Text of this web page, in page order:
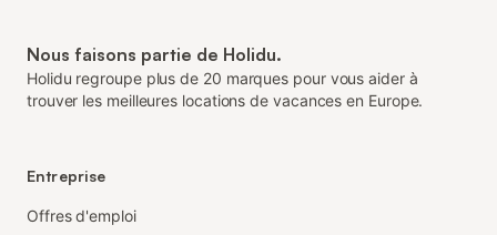
Nous faisons partie de Holidu.
Holidu regroupe plus de 20 marques pour vous aider à
trouver les meilleures locations de vacances en Europe.
Entreprise
Offres d'emploi